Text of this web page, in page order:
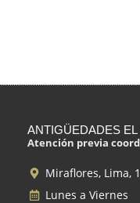
ANTIGÜEDADES EL
Atención previa
Miraflores, Lima,
Lunes a Viernes